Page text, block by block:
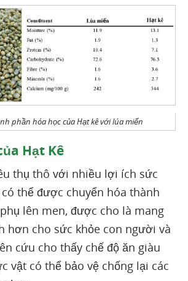
phần hóa học của Hạt kê với lúa miến
Hạt Kê
thụ thô với nhiều lợi ích sức
thể được chuyển hóa thành
lên men, được cho là mang
hơn cho sức khỏe con người và
cứu cho thấy chế độ ăn giàu
vật có thể bảo vệ chống lại các